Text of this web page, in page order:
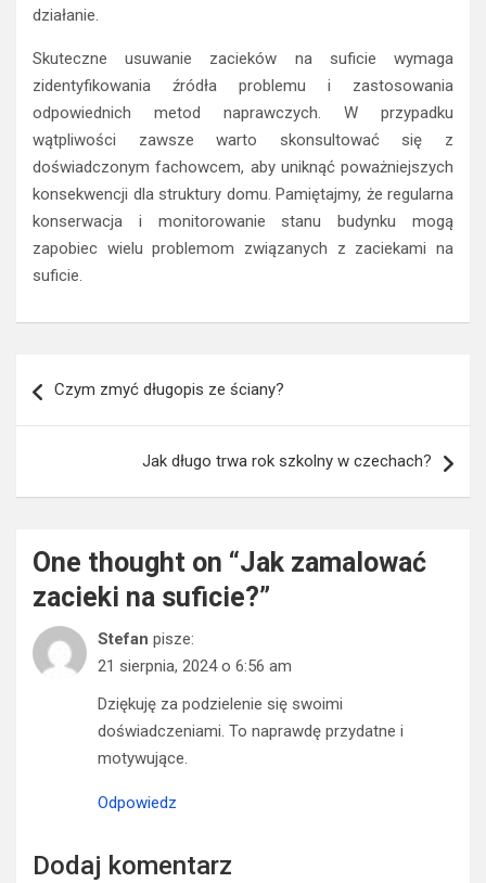
działanie.
Skuteczne usuwanie zacieków na suficie wymaga
zidentyfikowania źródła problemu i zastosowania
odpowiednich metod naprawczych. W przypadku
wątpliwości zawsze warto skonsultować się z
doświadczonym fachowcem, aby uniknąć poważniejszych
konsekwencji dla struktury domu. Pamiętajmy, że regularna
konserwacja i monitorowanie stanu budynku mogą
zapobiec wielu problemom związanych z zaciekami na
suficie.
wpisu
Czym zmyć długopis ze ściany?
Jak długo trwa rok szkolny w czechach?
One thought on “Jak zamalować
zacieki na suficie?”
Stefan pisze:
21 sierpnia, 2024 o 6:56 am
Dziękuję za podzielenie się swoimi
doświadczeniami. To naprawdę przydatne i
motywujące.
Odpowiedz
Dodaj komentarz